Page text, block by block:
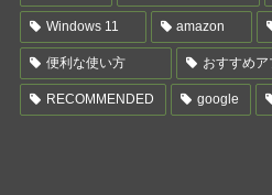
Windows 11 amazon
便利な使い方 おすすめア
RECOMMENDED google